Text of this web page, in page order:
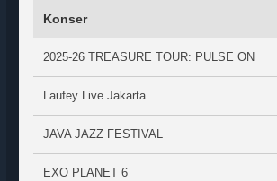
Konser
2025-26 TREASURE TOUR: PULSE ON
Laufey Live Jakarta
JAVA JAZZ FESTIVAL
EXO PLANET 6